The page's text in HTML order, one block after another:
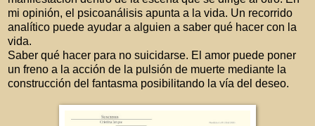
mi opinión, el psicoanálisis apunta a la vida. Un recorrido
analítico puede ayudar a alguien a saber qué hacer con la
vida.
Saber qué hacer para no suicidarse. El amor puede poner
un freno a la acción de la pulsión de muerte mediante la
construcción del fantasma posibilitando la vía del deseo.